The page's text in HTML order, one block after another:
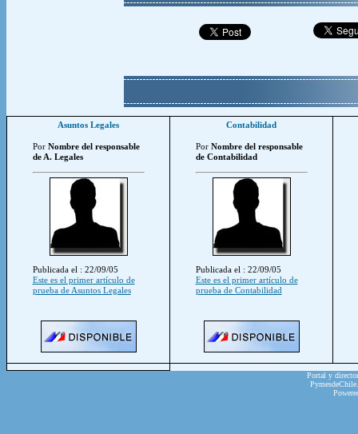
Asuntos Legales
Por Nombre del responsable
de A. Legales
Publicada el : 22/09/05
Este es el primer artículo de
prueba de Asuntos Legales
Contabilidad
Por Nombre del responsable
de Contabilidad
Publicada el : 22/09/05
Este es el primer artículo de
prueba de Contabilidad
Portal y